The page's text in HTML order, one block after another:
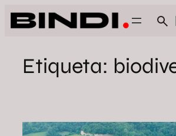
Saltar
al
Etiqueta: